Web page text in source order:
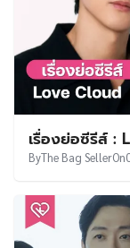
เรื่องย่อซีรีส์ :
ByThe Bag SellerOn